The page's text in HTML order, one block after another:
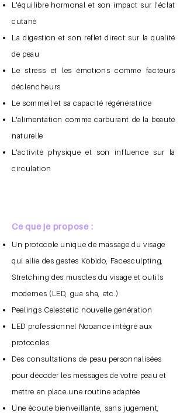
L'équilibre hormonal et son impact sur l'éclat
cutané
La digestion et son reflet direct sur la qualité
de peau
Le stress et les émotions comme facteurs
déclencheurs
Le sommeil et sa capacité régénératrice
L'alimentation comme carburant de la beauté
naturelle
L'activité physique et son influence sur la
circulation
​​Ce que je propose :
Un protocole unique de massage du visage
qui allie des gestes Kobido, Facesculpting,
Stretching des muscles du visage et outils
modernes (LED, gua sha, etc.)
Peelings Celestetic nouvelle génération
LED professionnel Nooance intégré aux
protocoles
Des consultations de peau personnalisées
pour décoder les messages de votre peau et
mettre en place une routine adaptée
Une écoute bienveillante, sans jugement,